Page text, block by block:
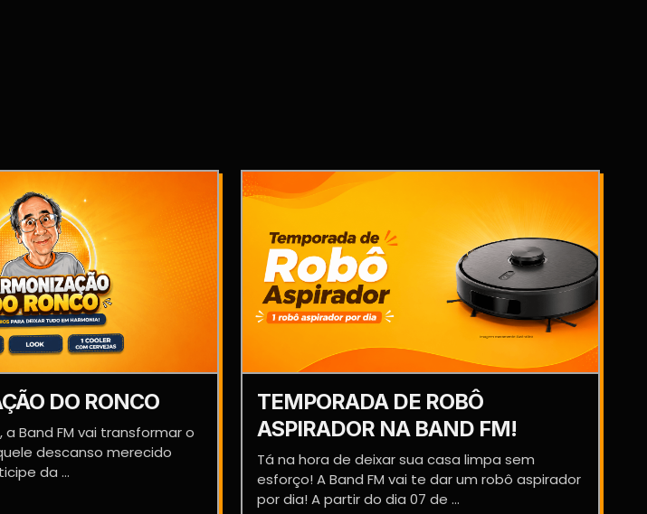
DO RONCO
a Band FM vai transformar o
descanso merecido
da ...
TEMPORADA DE ROBÔ
ASPIRADOR NA BAND FM!
Tá na hora de deixar sua casa limpa sem
esforço! A Band FM vai te dar um robô aspirador
por dia! A partir do dia 07 de ...